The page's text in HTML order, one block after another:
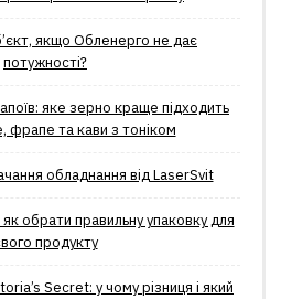
якщо Обленерго не дає
потужності?
яке зерно краще підходить
фрапе та кави з тоніком
обладнання від LaserSvit
обрати правильну упаковку для
продукту
Secret: у чому різниця і який